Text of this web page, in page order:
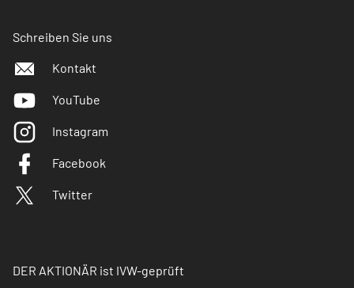
Schreiben Sie uns
Kontakt
YouTube
Instagram
Facebook
Twitter
DER AKTIONÄR ist IVW-geprüft